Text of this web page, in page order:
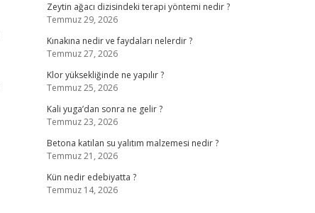
Zeytin ağacı dizisindeki terapi yöntemi nedir ?
Temmuz 29, 2026
Kınakına nedir ve faydaları nelerdir ?
Temmuz 27, 2026
Klor yüksekliğinde ne yapılır ?
Temmuz 25, 2026
Kali yuga’dan sonra ne gelir ?
Temmuz 23, 2026
Betona katılan su yalıtım malzemesi nedir ?
Temmuz 21, 2026
Kün nedir edebiyatta ?
Temmuz 14, 2026